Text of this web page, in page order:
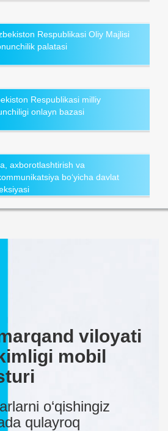
Respublikasi Oliy Majlisi
palatasi
Respublikasi milliy
onlayn bazasi
axborotlashtirish va
bo‘yicha davlat
viloyati
mobil
o‘qishingiz
qulayroq